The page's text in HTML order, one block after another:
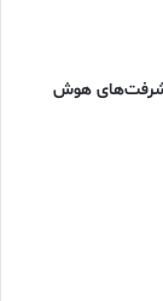
هوش